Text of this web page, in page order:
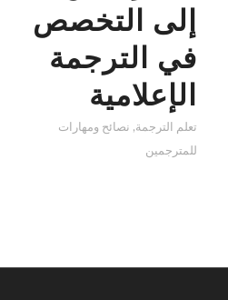
إلى التخصص
في الترجمة
الإعلامية
تعلم الترجمة, نصائح ومهارات
للمترجمين